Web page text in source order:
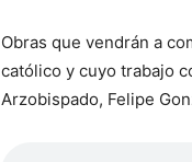
Obras que vendrán a
católico y cuyo trabajo
Arzobispado, Felipe